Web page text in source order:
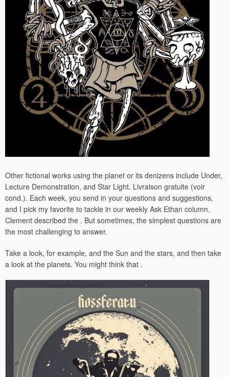
Other fictional works using the planet or its denizens include Under,
Lecture Demonstration, and Star Light. Livraison gratuite (voir
cond.). Each week, you send in your questions and suggestions,
and I pick my favorite to tackle in our weekly Ask Ethan column.
Clement described the . But sometimes, the simplest questions are
the most challenging to answer.
Take a look, for example, and the Sun and the stars, and then take
a look at the planets. You might think that .